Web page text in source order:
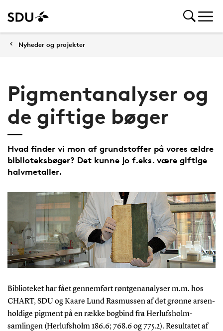
Nyheder og projekter
Pigmentanalyser og
de giftige bøger
Hvad finder vi mon af grundstoffer på vores ældre
biblioteksbøger? Det kunne jo f.eks. være giftige
halvmetaller.
Biblioteket har fået gennemført røntgenanalyser m.m. hos
CHART, SDU og Kaare Lund Rasmussen af det grønne arsen-
holdige pigment på en række bogbind fra Herlufsholm-
samlingen (Herlufsholm 186.6; 768.6 og 775.2). Resultatet af